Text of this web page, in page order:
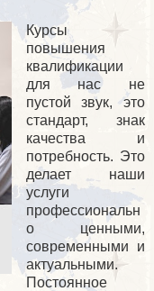
Курсы
повышения
квалификации
для нас не
пустой звук, это
стандарт, знак
качества и
потребность. Это
делает наши
услуги
профессиональн
о ценными,
современными и
актуальными.
Постоянное